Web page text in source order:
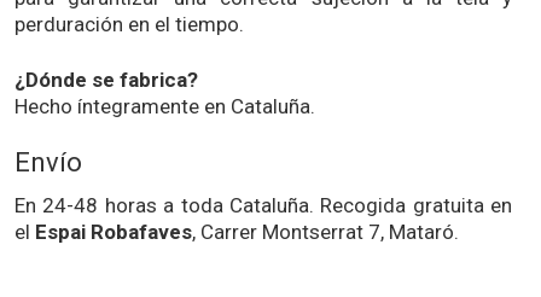
perduración en el tiempo.
¿Dónde se fabrica?
Hecho íntegramente en Cataluña.
Envío
En 24-48 horas a toda Cataluña. Recogida gratuita en
el Espai Robafaves, Carrer Montserrat 7, Mataró.